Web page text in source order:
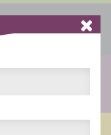
İNDİR